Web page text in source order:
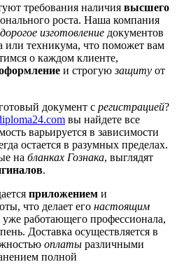
требования наличия высшего
роста. Наша компания
изготовление документов
или техникума, что поможет вам
о каждом клиенте,
и строгуюзащиту от
документ с регистрацией?
вы найдете все
варьируется в зависимости
остается в разумных пределах.
на бланках Гознака, выглядят
.
приложением и
что делает его настоящим
работающего профессионала,
Доставка осуществляется в
оплаты различными
полной